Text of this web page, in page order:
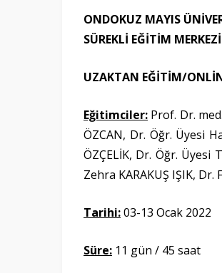
ONDOKUZ MAYIS
SÜREKLİ EĞİTİM
UZAKTAN EĞİTİM/
Eğitimciler: Prof. Dr.
ÖZCAN, Dr. Öğr. Üyesi
ÖZÇELİK, Dr. Öğr. Üyesi
Zehra KARAKUŞ IŞIK, Dr.
Tarihi:03-13 Ocak 2022
Süre: 11 gün / 45 saat